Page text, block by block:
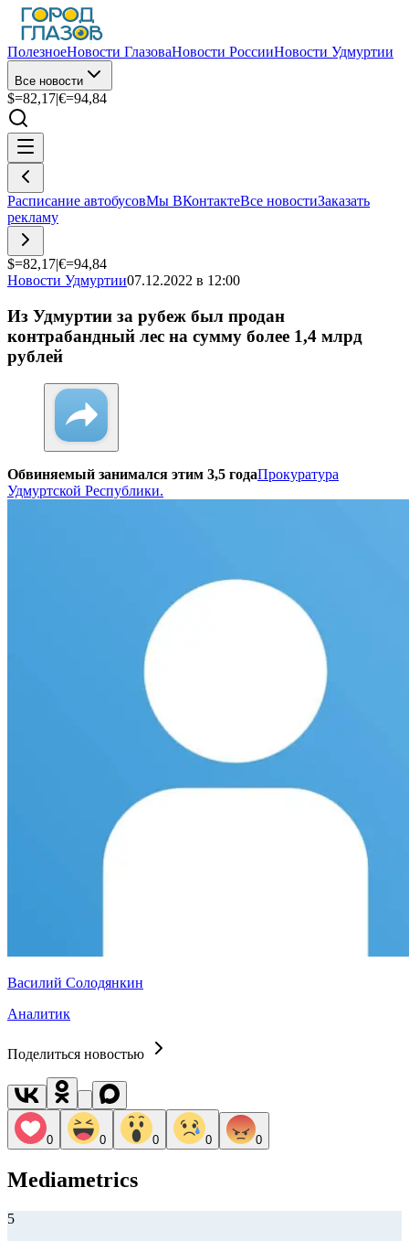
ПолезноеНовости ГлазоваНовости РоссииНовости Удмуртии
Все новости
$=82,17|€=94,84
Расписание автобусовМы ВКонтактеВсе новостиЗаказать
рекламу
$=82,17|€=94,84
Новости Удмуртии07.12.2022 в 12:00
Из Удмуртии за рубеж был продан
контрабандный лес на сумму более 1,4 млрд
рублей
Обвиняемый занимался этим 3,5 годаПрокуратура
Удмуртской Республики.
Василий Солодянкин
Аналитик
Поделиться новостью
0 0 0 0 0
Mediametrics
5